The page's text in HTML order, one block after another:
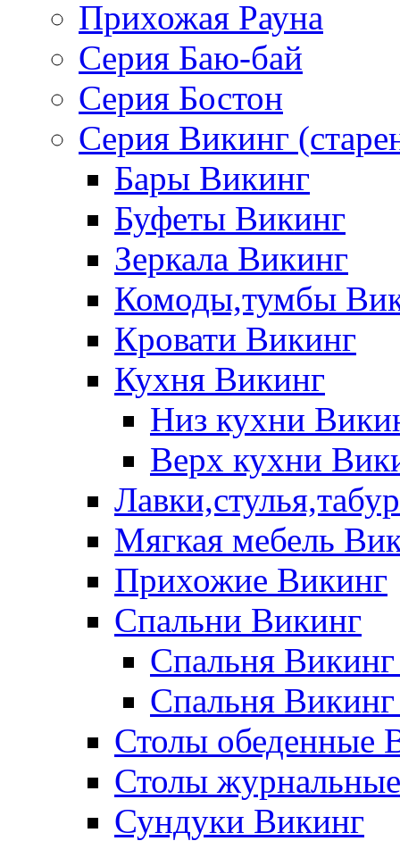
Прихожая Рауна
Серия Баю-бай
Серия Бостон
Серия Викинг
Бары Викинг
Буфеты Викинг
Зеркала Викинг
Комоды,тумбы
Кровати Викинг
Кухня Викинг
Низ кухни
Верх кухни
Мягкая мебель
Прихожие Викинг
Спальни Викинг
Спальня
Спальня
Столы обеденные
Столы
Сундуки Викинг